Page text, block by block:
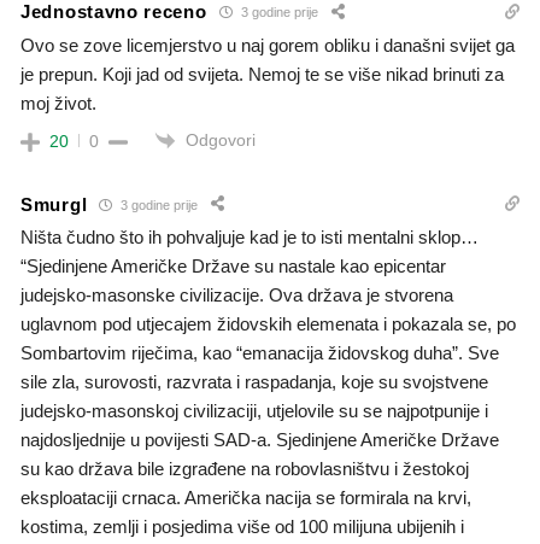
Jednostavno receno 3 godine prije
Ovo se zove licemjerstvo u naj gorem obliku i današni svijet ga
je prepun. Koji jad od svijeta. Nemoj te se više nikad brinuti za
moj život.
20 0 Odgovori
Smurgl 3 godine prije
Ništa čudno što ih pohvaljuje kad je to isti mentalni sklop…
“Sjedinjene Američke Države su nastale kao epicentar
judejsko-masonske civilizacije. Ova država je stvorena
uglavnom pod utjecajem židovskih elemenata i pokazala se, po
Sombartovim riječima, kao “emanacija židovskog duha”. Sve
sile zla, surovosti, razvrata i raspadanja, koje su svojstvene
judejsko-masonskoj civilizaciji, utjelovile su se najpotpunije i
najdosljednije u povijesti SAD-a. Sjedinjene Američke Države
su kao država bile izgrađene na robovlasništvu i žestokoj
eksploataciji crnaca. Američka nacija se formirala na krvi,
kostima, zemlji i posjedima više od 100 milijuna ubijenih i